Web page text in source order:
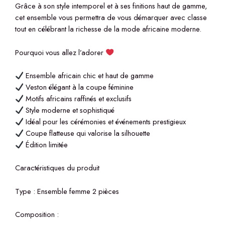
Grâce à son style intemporel et à ses finitions haut de gamme,
cet ensemble vous permettra de vous démarquer avec classe
tout en célébrant la richesse de la mode africaine moderne.
Pourquoi vous allez l’adorer
Ensemble africain chic et haut de gamme
Veston élégant à la coupe féminine
Motifs africains raffinés et exclusifs
Style moderne et sophistiqué
Idéal pour les cérémonies et événements prestigieux
Coupe flatteuse qui valorise la silhouette
Édition limitée
Caractéristiques du produit
Type : Ensemble femme 2 pièces
Composition :